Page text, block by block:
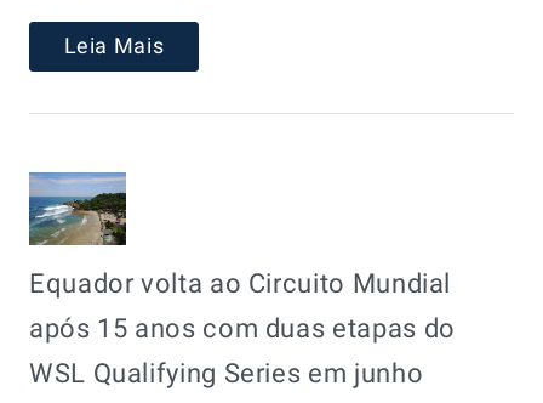
Leia Mais
Equador volta ao Circuito Mundial
após 15 anos com duas etapas do
WSL Qualifying Series em junho